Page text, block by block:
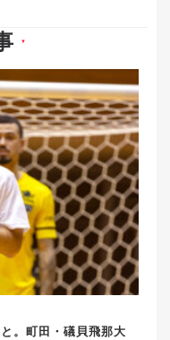
▼
。町田・礒貝飛那大